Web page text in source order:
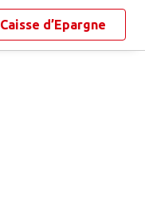
Caisse d’Epargne